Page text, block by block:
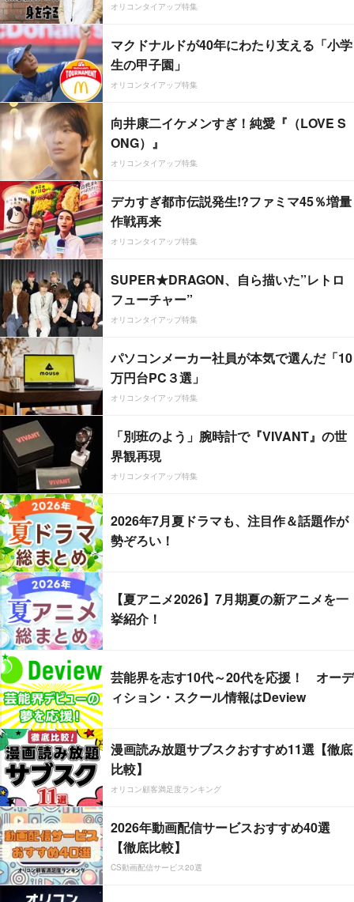
オリコンタイアップ特集
マクドナルドが40年にわたり支える「小学
生の甲子園」
オリコンタイアップ特集
向井康二イケメンすぎ！純愛『（LOVE S
ONG）』
オリコンタイアップ特集
デカすぎ都市伝説発生!?ファミマ45％増量
作戦再来
オリコンタイアップ特集
SUPER★DRAGON、自ら描いた”レトロ
フューチャー”
オリコンタイアップ特集
パソコンメーカー社員が本気で選んだ「10
万円台PC３選」
オリコンタイアップ特集
「別班のよう」腕時計で『VIVANT』の世
界観再現
オリコンタイアップ特集
2026年7月夏ドラマも、注目作＆話題作が
勢ぞろい！
【夏アニメ2026】7月期夏の新アニメを一
挙紹介！
芸能界を志す10代～20代を応援！ オーデ
ィション・スクール情報はDeview
漫画読み放題サブスクおすすめ11選【徹底
比較】
オリコン顧客満足度ランキング
2026年動画配信サービスおすすめ40選
【徹底比較】
CS動画配信サービス20選